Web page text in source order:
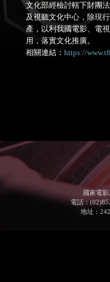
文化部經檢討轄下財團
及視聽文化中心，除現
產，以利我國電影、電
用，落實文化推廣。
相關連結： https://
國家電
電話：
地址：